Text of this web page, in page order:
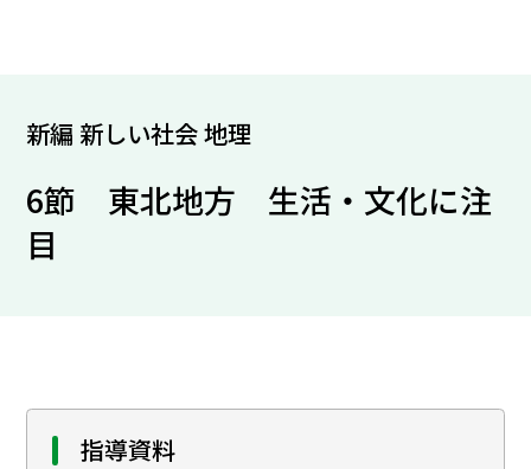
新編 新しい社会 地理
6節 東北地方 生活・文化に注
目
指導資料